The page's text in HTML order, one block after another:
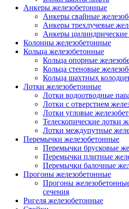
Анкеры железобетонные
Анкеры свайные
Анкеры трехлучевые
Анкеры цилиндрические
Колонны железобетонные
Кольца железобетонные
Кольца опорные
Кольца стеновые
Кольца шахтных
Лотки железобетонные
Лотки водоотводные
Лотки с отверстием
Лотки угловые
Телескопические лотки
Лотки междупутные
Перемычки железобетонные
Перемычки брусковые
Перемычки плитные
Перемычки балочные
Прогоны железобетонные
Прогоны
сечения
Ригеля железобетонные